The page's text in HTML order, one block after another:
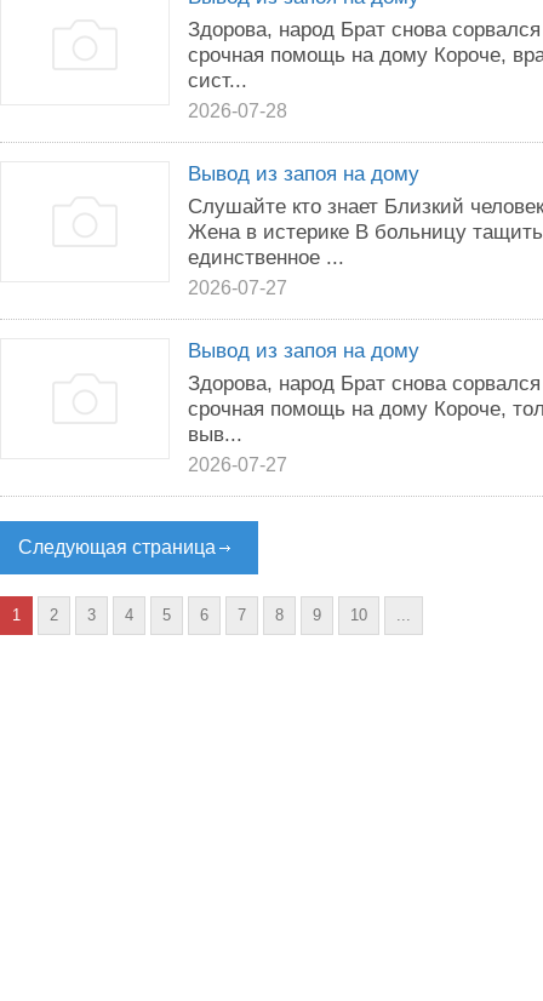
Здорова, народ Брат снова
срочная помощь на дому Короче,
сист...
2026-07-28
Вывод из запоя на дому
Слушайте кто знает Близкий
Жена в истерике В больницу
единственное ...
2026-07-27
Вывод из запоя на дому
Здорова, народ Брат снова
срочная помощь на дому Короче,
выв...
2026-07-27
Следующая страница
1 2 3 4 5 6 7 8 9 10 ...